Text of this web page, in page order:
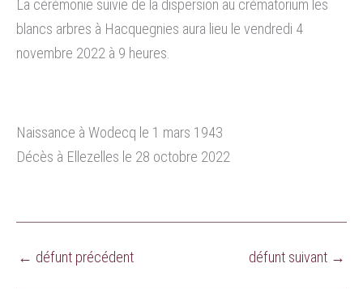
La cérémonie suivie de la dispersion au crématorium les
blancs arbres à Hacquegnies aura lieu le vendredi 4
novembre 2022 à 9 heures.
Naissance à Wodecq le 1 mars 1943
Décès à Ellezelles le 28 octobre 2022
← défunt précédent défunt suivant →